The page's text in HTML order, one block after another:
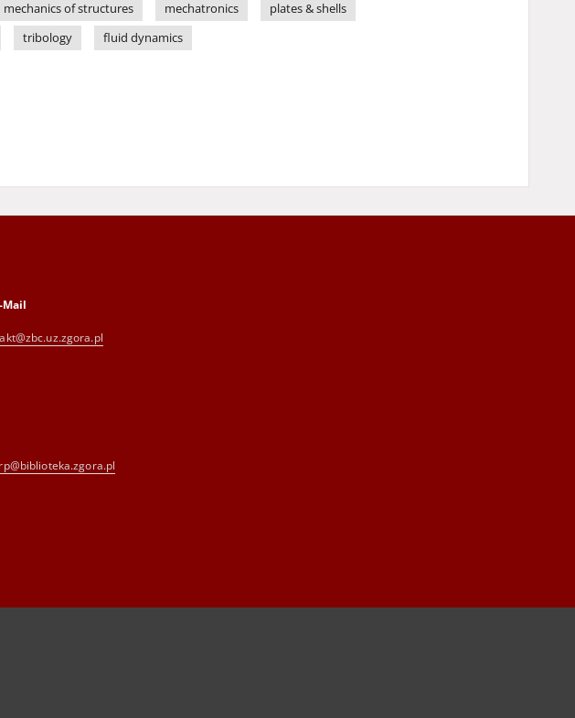
mechanics of structures mechatronics
plates & shells
tribology fluid dynamics
Mail